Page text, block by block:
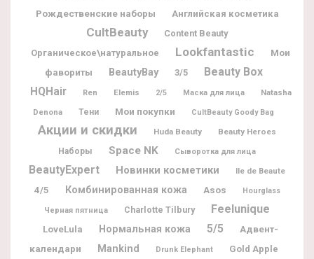
Рождественские наборы
Английская косметика
CultBeauty
Content Beauty
Органическое\натуральное
Lookfantastic
Мои
фавориты
BeautyBay 3/5 Beauty Box
HQHair Ren Elemis 2/5 Маска для лица
Natasha
Denona
Тени Мои покупки CultBeauty Goody Bag
Акции и скидки Huda Beauty
Beauty Heroes
Наборы
Space NK Сыворотка для лица
BeautyExpert Новинки косметики Ile de Beaute
4/5 Комбинированная кожа Asos Hourglass
Черная пятница Charlotte Tilbury Feelunique
LoveLula Нормальная кожа 5/5
Адвент-
календари
Mankind Drunk Elephant Gold Apple